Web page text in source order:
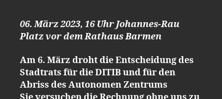
06. März 2023, 16 Uhr Johannes-Rau
Platz vor dem Rathaus Barmen
Am 6. März droht die Entscheidung des
Stadtrats für die DITIB und für den
Abriss des Autonomen Zentrums